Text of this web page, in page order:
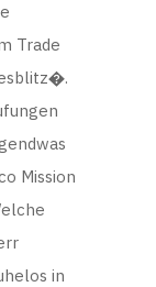
Trade
Mission
in